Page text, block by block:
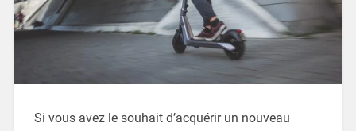
Si vous avez le souhait d’acquérir un nouveau